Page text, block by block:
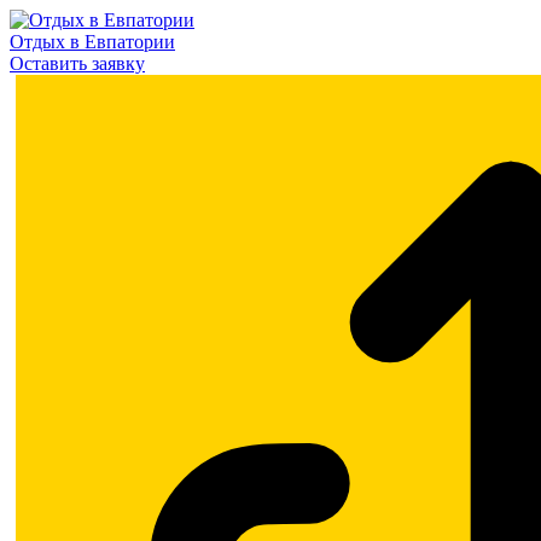
Отдых в Евпатории
Оставить заявку